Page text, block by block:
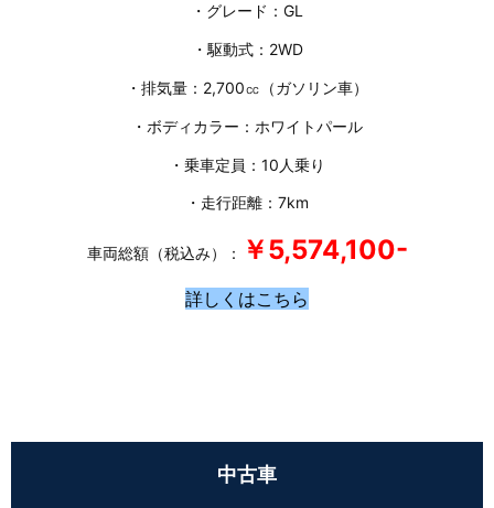
・グレード：GL
・駆動式：2WD
・排気量：2,700㏄（ガソリン車）
・ボディカラー：ホワイトパール
・乗車定員：10人乗り
・走行距離：7km
車両総額（税込み）： ￥5,574,100-
詳しくはこちら
中古車